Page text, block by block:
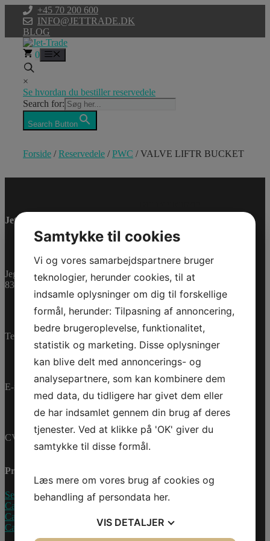
indhold
+45 70 200 600
INFO@JETTRADE.DK
BLOG
0
×
Se hvordan du bestiller reservedele
Search for:
Search Button
Forside /Reservedele /PWC / VALVE LIFTR BUCKET
Model/Varenr.: 0461684
Varenummer (SKU):
0461684 Kategorier:
Reservedele
Jet-Trade Powersport
Jegstrupvej 280
8361 Hasselager
Telefon: +45 70 200 600
E-mail: info@jettrade.dk
CVR-nummer: 27233678
Produkter
Sea-Doo Vandscooter
Can-Am ATV
Can-Am UTV
Can-Am Roadster
Samtykke til cookies
Vi og vores samarbejdspartnere bruger
teknologier, herunder cookies, til at
indsamle oplysninger om dig til forskellige
formål, herunder: Tilpasning af annoncering,
bedre brugeroplevelse, funktionalitet,
statistik og marketing. Disse oplysninger
kan blive delt med annoncerings- og
analysepartnere, som kan kombinere dem
med data, du tidligere har givet dem eller
de har indsamlet gennem din brug af deres
tjenester. Ved at klikke på 'OK' giver du
samtykke til disse formål.
Læs mere om vores brug af cookies og
behandling af persondata her.
VIS DETALJER